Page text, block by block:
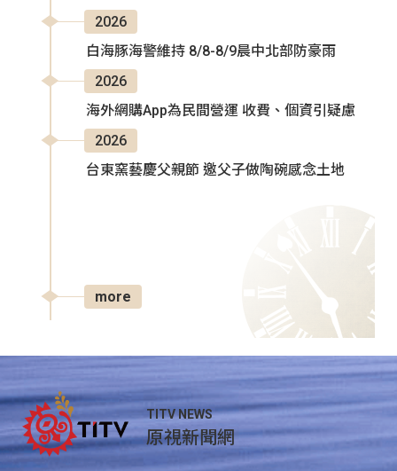
2026
白海豚海警維持 8/8-8/9晨中北部防豪雨
2026
海外網購App為民間營運 收費、個資引疑慮
2026
台東窯藝慶父親節 邀父子做陶碗感念土地
more
TITV NEWS
原視新聞網